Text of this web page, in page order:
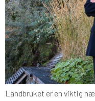
Landbruket er en viktig